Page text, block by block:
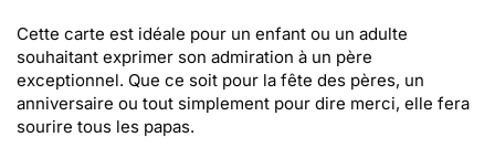
Cette carte est idéale pour un enfant ou un adulte
souhaitant exprimer son admiration à un père
exceptionnel. Que ce soit pour la fête des pères, un
anniversaire ou tout simplement pour dire merci, elle fera
sourire tous les papas.